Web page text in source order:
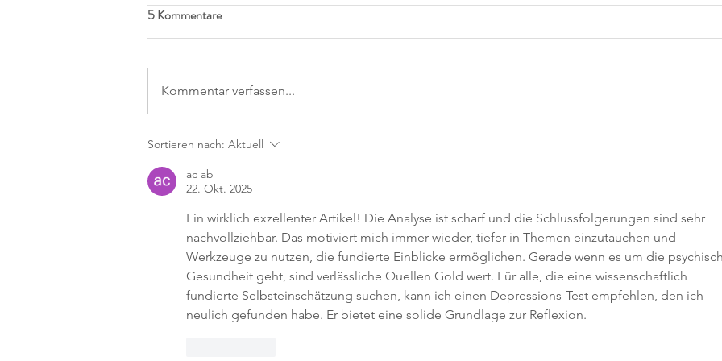
Online Talk am Mi, 17.09.2025 –
erziehbaren“ Haltern
5 Kommentare
Kommentar verfassen...
Sortieren nach: Aktuell
ac ab
22. Okt. 2025
Ein wirklich exzellenter Artikel! Die Analyse ist scharf und die Schlussfolgerungen sind sehr
nachvollziehbar. Das motiviert mich immer wieder, tiefer in Themen einzutauchen und
Werkzeuge zu nutzen, die fundierte Einblicke ermöglichen. Gerade wenn es um die
Gesundheit geht, sind verlässliche Quellen Gold wert. Für alle, die eine wissenschaftlich
fundierte Selbsteinschätzung suchen, kann ich einen Depressions-Test empfehlen, den ich
neulich gefunden habe. Er bietet eine solide Grundlage zur Reflexion.